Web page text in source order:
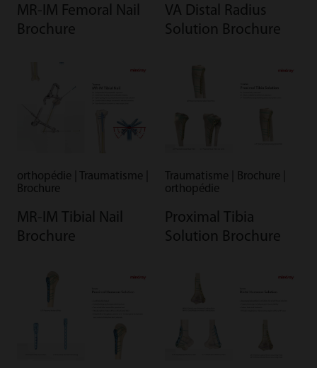
MR-IM Femoral Nail
Brochure
VA Distal Radius
Solution Brochure
orthopédie | Traumatisme |
Brochure
MR-IM Tibial Nail
Brochure
Traumatisme | Brochure |
orthopédie
Proximal Tibia
Solution Brochure